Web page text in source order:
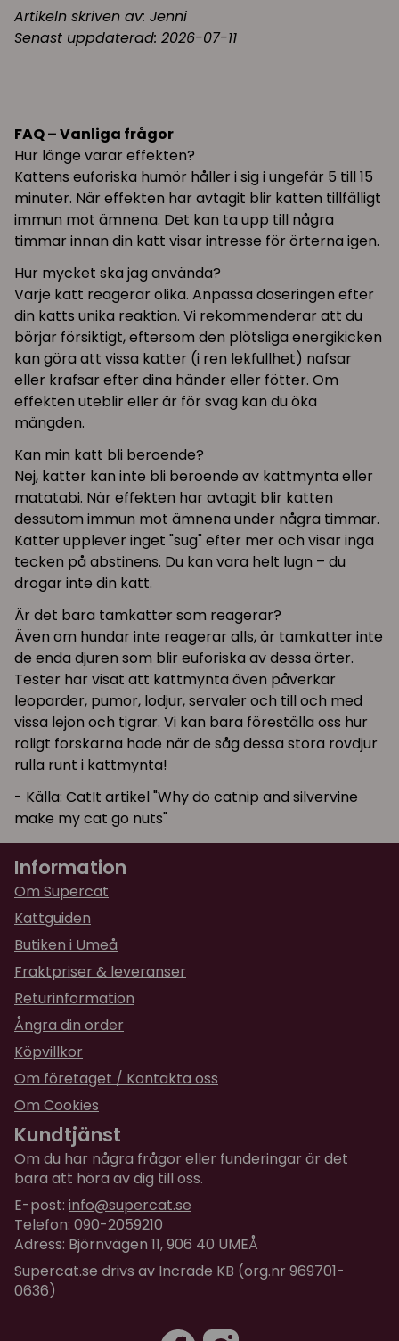
Artikeln skriven av: Jenni
Senast uppdaterad: 2026-07-11
FAQ – Vanliga frågor
Hur länge varar effekten?
Kattens euforiska humör håller i sig i ungefär 5 till 15
minuter. När effekten har avtagit blir katten tillfälligt
immun mot ämnena. Det kan ta upp till några
timmar innan din katt visar intresse för örterna igen.
Hur mycket ska jag använda?
Varje katt reagerar olika. Anpassa doseringen efter
din katts unika reaktion. Vi rekommenderar att du
börjar försiktigt, eftersom den plötsliga energikicken
kan göra att vissa katter (i ren lekfullhet) nafsar
eller krafsar efter dina händer eller fötter. Om
effekten uteblir eller är för svag kan du öka
mängden.
Kan min katt bli beroende?
Nej, katter kan inte bli beroende av kattmynta eller
matatabi. När effekten har avtagit blir katten
dessutom immun mot ämnena under några timmar.
Katter upplever inget "sug" efter mer och visar inga
tecken på abstinens. Du kan vara helt lugn – du
drogar inte din katt.
Är det bara tamkatter som reagerar?
Även om hundar inte reagerar alls, är tamkatter inte
de enda djuren som blir euforiska av dessa örter.
Tester har visat att kattmynta även påverkar
leoparder, pumor, lodjur, servaler och till och med
vissa lejon och tigrar. Vi kan bara föreställa oss hur
roligt forskarna hade när de såg dessa stora rovdjur
rulla runt i kattmynta!
- Källa: CatIt artikel "Why do catnip and silvervine
make my cat go nuts"
Information
Om Supercat
Kattguiden
Butiken i Umeå
Fraktpriser & leveranser
Returinformation
Ångra din order
Köpvillkor
Om företaget / Kontakta oss
Om Cookies
Kundtjänst
Om du har några frågor eller funderingar är det
bara att höra av dig till oss.
E-post: info@supercat.se
Telefon: 090-2059210
Adress: Björnvägen 11, 906 40 UMEÅ
Supercat.se drivs av Incrade KB (org.nr 969701-
0636)